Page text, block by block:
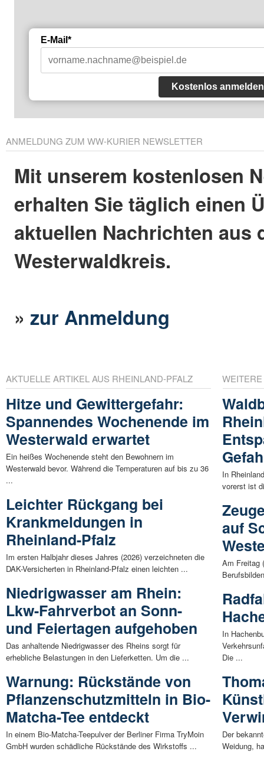
E-Mail*
Kostenlos anmelden
ANMELDUNG ZUM WW-KURIER NEWSLETTER
Mit unserem kostenlosen
erhalten Sie täglich einen
aktuellen Nachrichten aus
Westerwaldkreis.
»zur Anmeldung
AKTUELLE ARTIKEL AUS RHEINLAND-PFALZ
Hitze und Gewittergefahr:
Spannendes Wochenende im
Westerwald erwartet
Ein heißes Wochenende steht den Bewohnern im
Westerwald bevor. Während die Temperaturen auf bis zu 36
...
Leichter Rückgang bei
Krankmeldungen in
Rheinland-Pfalz
Im ersten Halbjahr dieses Jahres (2026) verzeichneten die
DAK-Versicherten in Rheinland-Pfalz einen leichten ...
Niedrigwasser am Rhein:
Lkw-Fahrverbot an Sonn-
und Feiertagen aufgehoben
Das anhaltende Niedrigwasser des Rheins sorgt für
erhebliche Belastungen in den Lieferketten. Um die ...
Warnung: Rückstände von
Pflanzenschutzmitteln in Bio-
Matcha-Tee entdeckt
In einem Bio-Matcha-Teepulver der Berliner Firma TryMoin
GmbH wurden schädliche Rückstände des Wirkstoffs ...
In
vorerst ist
auf
Am Freitag
In
Die ...
Der
Weidung,